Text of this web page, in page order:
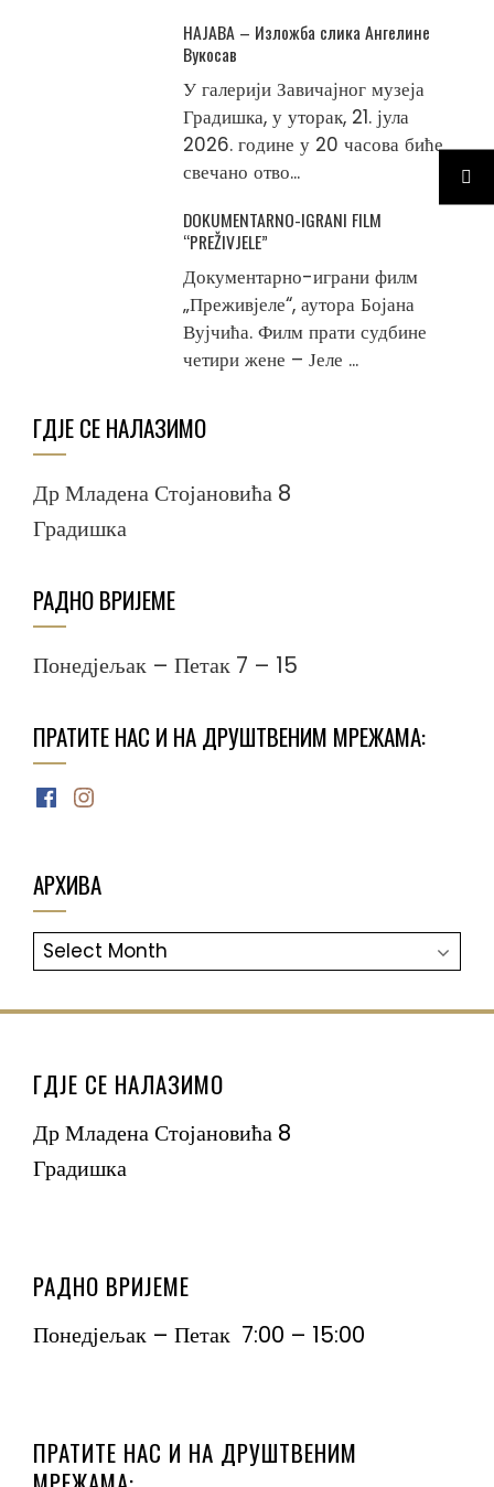
НАЈАВА – Изложба слика Ангелине
Вукосав
У галерији Завичајног музеја
Градишка, у уторак, 21. јула
2026. године у 20 часова биће
свечано отво...
DOKUMENTARNO-IGRANI FILM
“PREŽIVJELE”
Документарно-играни филм
„Преживјеле“, аутора Бојана
Вујчића. Филм прати судбине
четири жене – Јеле ...
ГДЈЕ СЕ НАЛАЗИМО
Др Младена Стојановића 8
Градишка
РАДНО ВРИЈЕМЕ
Понедјељак – Петак 7 – 15
ПРАТИТЕ НАС И НА ДРУШТВЕНИМ МРЕЖАМА:
Facebook
Instagram
АРХИВА
АРХИВА
ГДЈЕ СЕ НАЛАЗИМО
Др Младена Стојановића 8
Градишка
РАДНО ВРИЈЕМЕ
Понедјељак – Петак 7:00 – 15:00
ПРАТИТЕ НАС И НА ДРУШТВЕНИМ